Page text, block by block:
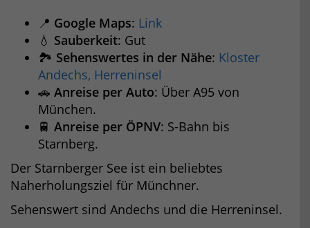
📍 Google Maps: Link
💧 Sauberkeit: Gut
🏞️ Sehenswertes in der Nähe: Kloster
Andechs, Herreninsel
🚗 Anreise per Auto: Über A95 von
München.
🚆 Anreise per ÖPNV: S-Bahn bis
Starnberg.
Der Starnberger See ist ein beliebtes
Naherholungsziel für Münchner.
Sehenswert sind Andechs und die Herreninsel.